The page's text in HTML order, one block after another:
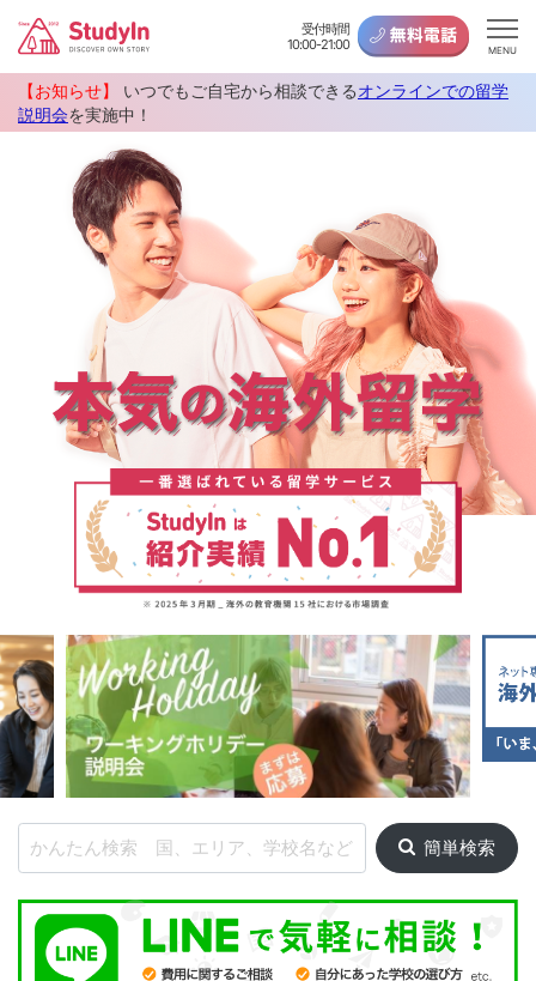
受付時間
10:00-21:00
MENU
【お知らせ】 いつでもご自宅から相談できるオンラインでの留学
説明会を実施中！
簡単検索